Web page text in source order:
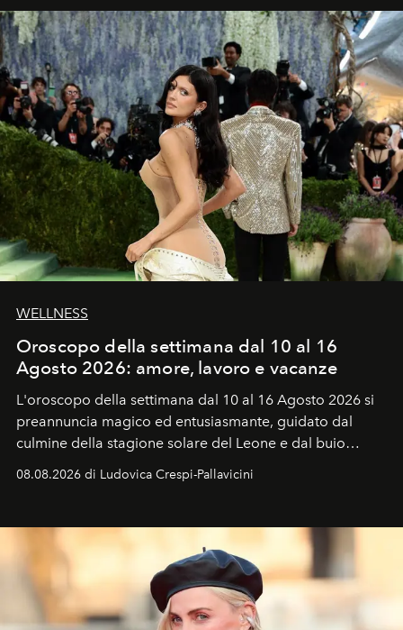
WELLNESS
Oroscopo della settimana dal 10 al 16
Agosto 2026: amore, lavoro e vacanze
L'oroscopo della settimana dal 10 al 16 Agosto 2026 si
preannuncia magico ed entusiasmante, guidato dal
culmine della stagione solare del Leone e dal buio
ideale per la notte delle Perseidi.
08.08.2026 di Ludovica Crespi-Pallavicini